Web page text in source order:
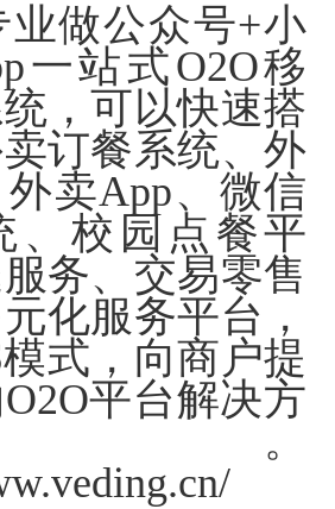
业做公众号+小
一站式O2O移
，可以快速搭
订餐系统、外
卖App、微信
、校园点餐平
务、交易零售
化服务平台，
模式，向商户提
平台解决方
。